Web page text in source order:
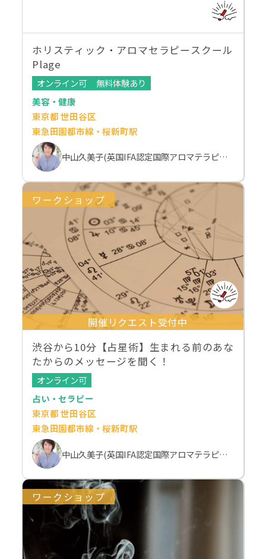
ホリスティック・アロマセラピースクール
Plage
オンライン可
無料体験あり
美容・健康
東京都 世田谷区
東急田園都市線・桜新町駅
中山久美子(英国IFA認定国際アロマテラピスト）
ワークショップ
開催リクエスト受付中
渋谷から10分【占星術】生まれる前のあな
たからのメッセージを聞く！
オンライン可
占い・セラピー
東京都 世田谷区
東急田園都市線・桜新町駅
中山久美子(英国IFA認定国際アロマテラピスト）
ワークショップ